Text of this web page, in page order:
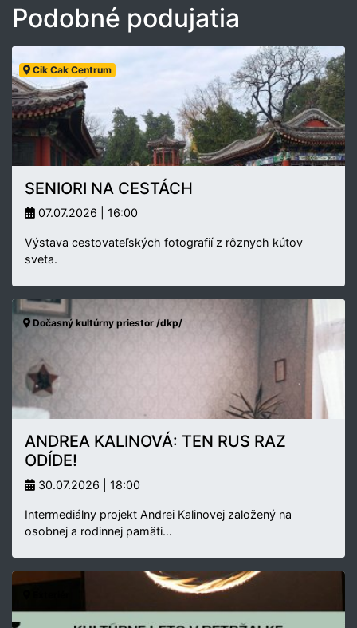
Podobné podujatia
Cik Cak Centrum
SENIORI NA CESTÁCH
07.07.2026 | 16:00
Výstava cestovateľských fotografií z rôznych kútov
sveta.
Dočasný kultúrny priestor /dkp/
ANDREA KALINOVÁ: TEN RUS RAZ
ODÍDE!
30.07.2026 | 18:00
Intermediálny projekt Andrei Kalinovej založený na
osobnej a rodinnej pamäti…